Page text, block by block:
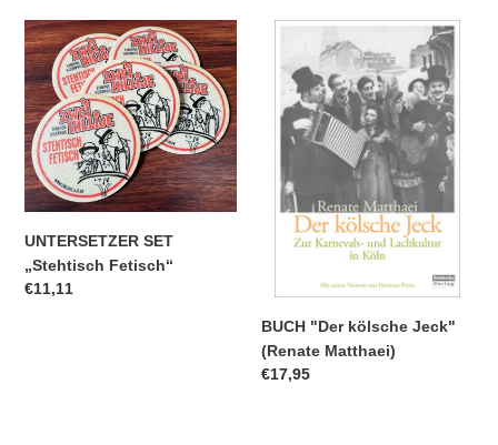
UNTERSETZER
SET
„Stehtisch
Fetisch“
UNTERSETZER SET
„Stehtisch Fetisch“
Normaler
€11,11
BUCH
kölsche
Jeck"
(Renate
Matthaei)
BUCH "Der kölsche Jeck"
(Renate Matthaei)
Normaler
€17,95